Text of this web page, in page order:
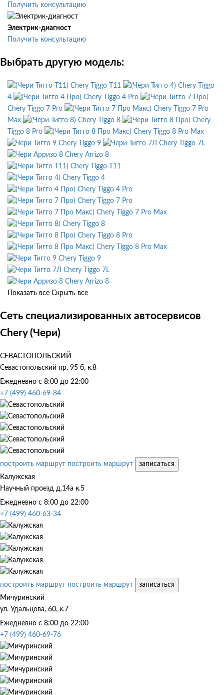
Получить консультацию
Электрик-диагност
Получить консультацию
Выбрать другую модель:
Chery Tiggo T11
Chery Tiggo
4
Chery Tiggo 4 Pro
Chery Tiggo 7 Pro
Chery Tiggo 7 Pro
Max
Chery Tiggo 8
Chery
Tiggo 8 Pro
Chery Tiggo 8 Pro Max
Chery Tiggo 9
Chery Tiggo 7L
Chery Arrizo 8
Chery Tiggo T11
Chery Tiggo 4
Chery Tiggo 4 Pro
Chery Tiggo 7 Pro
Chery Tiggo 7 Pro Max
Chery Tiggo 8
Chery Tiggo 8 Pro
Chery Tiggo 8 Pro Max
Chery Tiggo 9
Chery Tiggo 7L
Chery Arrizo 8
Показать все Скрыть все
Сеть специализированных автосервисов
Chery (Чери)
СЕВАСТОПОЛЬСКИЙ
Севастопольский пр. 95 б, к.8
Ежедневно с 8:00 до 22:00
+7 (499) 460-69-84
построить маршрут построить маршрут
записаться
Калужская
Научный проезд д.14а к.5
Ежедневно с 8:00 до 22:00
+7 (499) 460-63-34
построить маршрут построить маршрут
записаться
Мичуринский
ул. Удальцова, 60, к.7
Ежедневно с 8:00 до 22:00
+7 (499) 460-69-76